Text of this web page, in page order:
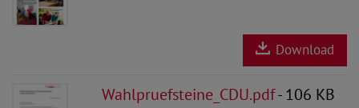
Download
Wahlpruefsteine_CDU.pdf- 106 KB